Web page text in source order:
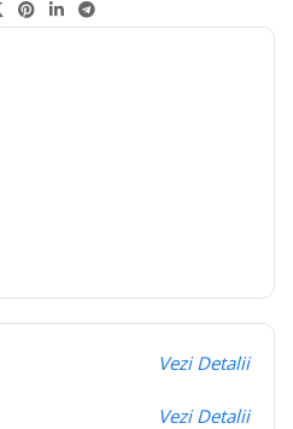
Vezi Detalii
Vezi Detalii